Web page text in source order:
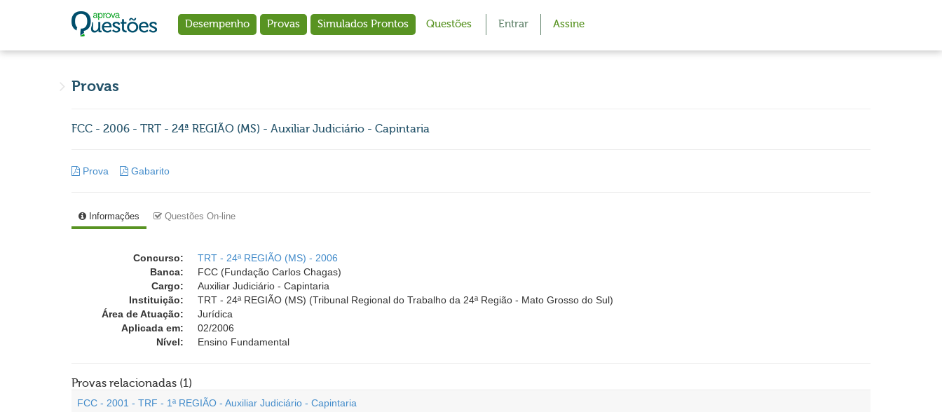
Desempenho Provas Simulados Prontos Questões Entrar Assine
Provas
FCC - 2006 - TRT - 24ª REGIÃO (MS) - Auxiliar Judiciário - Capintaria
Prova Gabarito
Informações Questões On-line
Concurso:
TRT - 24ª REGIÃO (MS) - 2006
Banca:
FCC (Fundação Carlos Chagas)
Cargo:
Auxiliar Judiciário - Capintaria
Instituição:
TRT - 24ª REGIÃO (MS) (Tribunal Regional do Trabalho da 24ª Região - Mato Grosso do Sul)
Área de Atuação:
Jurídica
Aplicada em:
02/2006
Nível:
Ensino Fundamental
Provas relacionadas (1)
FCC - 2001 - TRF - 1ª REGIÃO - Auxiliar Judiciário - Capintaria